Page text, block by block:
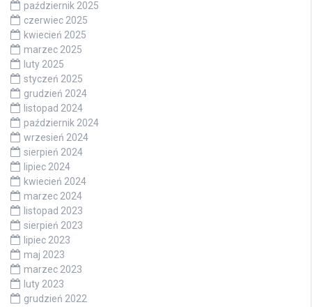
październik 2025
czerwiec 2025
kwiecień 2025
marzec 2025
luty 2025
styczeń 2025
grudzień 2024
listopad 2024
październik 2024
wrzesień 2024
sierpień 2024
lipiec 2024
kwiecień 2024
marzec 2024
listopad 2023
sierpień 2023
lipiec 2023
maj 2023
marzec 2023
luty 2023
grudzień 2022